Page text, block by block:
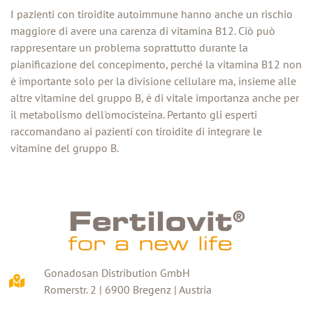
I pazienti con tiroidite autoimmune hanno anche un rischio
maggiore di avere una carenza di vitamina B12. Ciò può
rappresentare un problema soprattutto durante la
pianificazione del concepimento, perché la vitamina B12 non
è importante solo per la divisione cellulare ma, insieme alle
altre vitamine del gruppo B, è di vitale importanza anche per
il metabolismo dell'omocisteina. Pertanto gli esperti
raccomandano ai pazienti con tiroidite di integrare le
vitamine del gruppo B.
Gonadosan Distribution GmbH
Romerstr. 2 | 6900 Bregenz | Austria